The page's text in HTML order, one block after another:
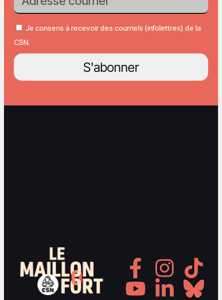
Je consens à recevoir des courriels (infolettres) de la
CSN.
S'abonner